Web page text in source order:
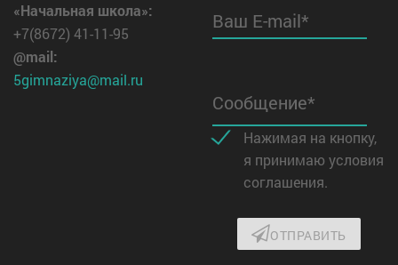
«Начальная школа»:
+7(8672) 41-11-95
@mail:
5gimnaziya@mail.ru
Ваш E-mail*
Сообщение*
Нажимая на кнопку,
я принимаю условия
соглашения.
ОТПРАВИТЬ